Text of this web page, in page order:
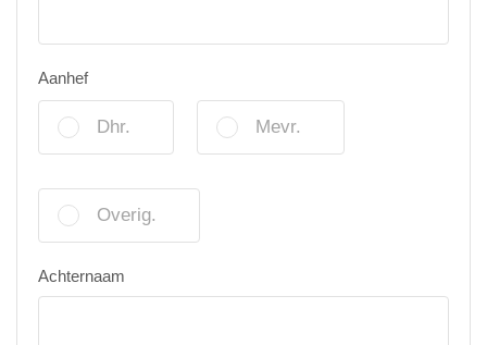
Aanhef
Dhr. Mevr.
Overig.
Achternaam